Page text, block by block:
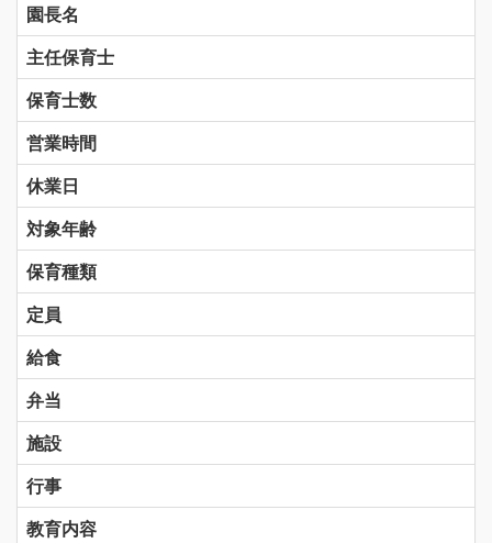
園長名
主任保育士
保育士数
営業時間
休業日
対象年齢
保育種類
定員
給食
弁当
施設
行事
教育内容